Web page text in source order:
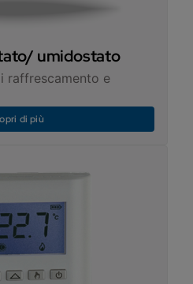
umidostato
raffrescamento e
di più